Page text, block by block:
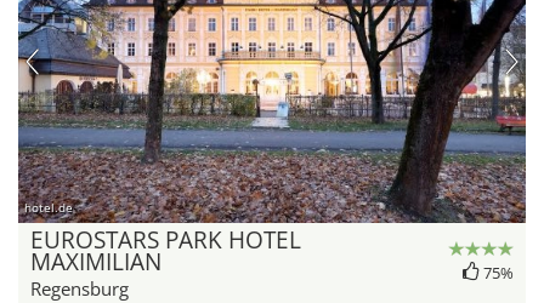
hotel.de
EUROSTARS PARK HOTEL
MAXIMILIAN
Regensburg
75%